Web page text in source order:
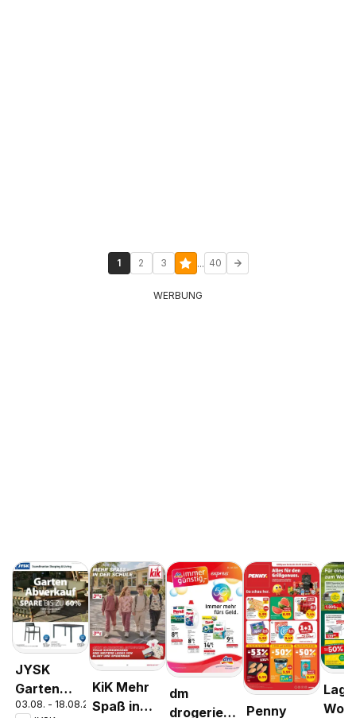
1 2 3 ... 40
WERBUNG
JYSK
Garten
Abverkauf
03.08. - 18.08.2026
KiK Mehr
Spaß in
dm
drogerie
Penny